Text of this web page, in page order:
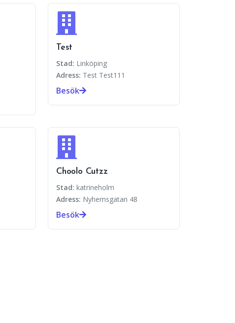
Test
Stad: Linköping
Adress: Test Test111
Besök
Choolo Cutzz
Stad: katrineholm
Adress: Nyhemsgatan 48
Besök